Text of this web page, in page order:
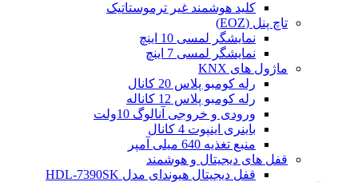
کلید هوشمند غیر ترموستاتیک
تاچ پنل (EOZ)
نمایشگر لمسی 10 اینچ
نمایشگر لمسی 7 اینچ
ماژول های KNX
رله کومبو پلاس 20 کانال
رله کومبو پلاس 12 کاناله
ورودی و خروجی آنالوگ 10ولت
باینری اینپوت 4 کانال
منبع تغذیه 640 میلی آمپر
قفل های دیجیتال و هوشمند
قفل دیجیتال هیوندای مدل HDL-7390SK